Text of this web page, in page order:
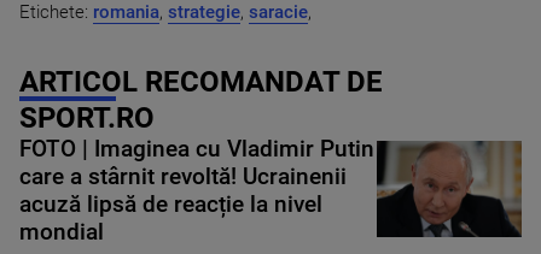
Etichete: romania, strategie, saracie,
ARTICOL RECOMANDAT DE
SPORT.RO
FOTO | Imaginea cu Vladimir Putin
care a stârnit revoltă! Ucrainenii
acuză lipsă de reacție la nivel
mondial